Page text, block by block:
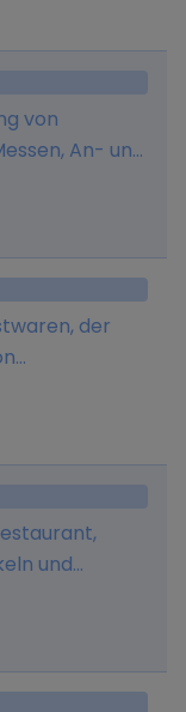
von
An- und
eigener
von allen
im
von
der
und